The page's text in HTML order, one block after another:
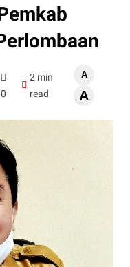
0
2 min
read
A
A